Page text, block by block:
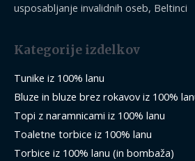
usposabljanje invalidnih oseb, Beltinci
Kategorije izdelkov
Tunike iz 100% lanu
Bluze in bluze brez rokavov iz 100%
Topi z naramnicami iz 100% lanu
Toaletne torbice iz 100% lanu
Torbice iz 100% lanu (in bombaža)